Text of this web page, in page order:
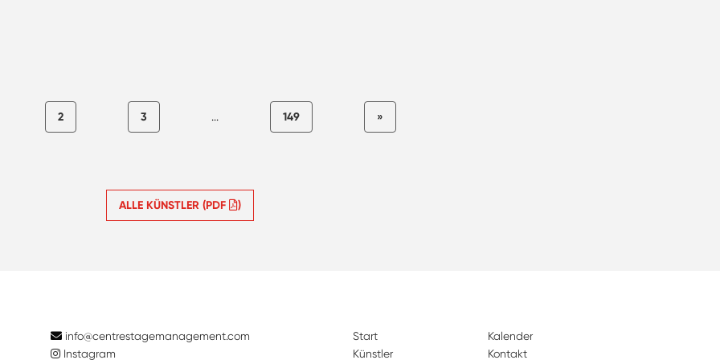
2 3 ... 149 »
ALLE KÜNSTLER (PDF )
info@centrestagemanagement.com
Instagram
Start
Künstler
Kalender
Kontakt